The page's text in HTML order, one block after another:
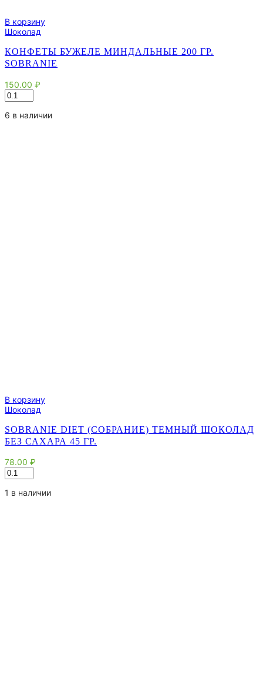
В корзину
Шоколад
КОНФЕТЫ БУЖЕЛЕ МИНДАЛЬНЫЕ 200 ГР.
SOBRANIE
150.00 ₽
Количество
товара
Конфеты
6 в наличии
В корзину
Шоколад
SOBRANIE DIET (СОБРАНИЕ) ТЕМНЫЙ ШОКОЛАД
БЕЗ САХАРА 45 ГР.
78.00 ₽
Количество
товара
Sobranie
1 в наличии